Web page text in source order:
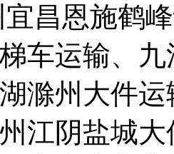
宜昌恩施鹤
车运输、
滁州大件
江阴盐城